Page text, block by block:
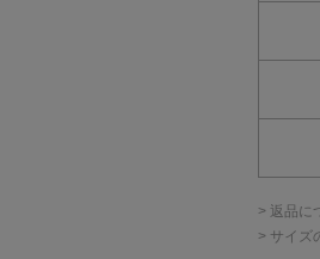
> 返品に
> サイズ